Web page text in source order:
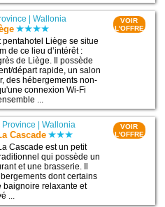
|Wallonia
pentahotel Liège se situe
de ce lieu d’intérêt :
de Liège. Il possède
départ rapide, un salon
des hébergements non-
connexion Wi-Fi
...
VOIR
L'OFFRE
Province |Wallonia
Cascade
Cascade est un petit
qui possède un
et une brasserie. Il
dont certains
baignoire relaxante et
...
VOIR
L'OFFRE